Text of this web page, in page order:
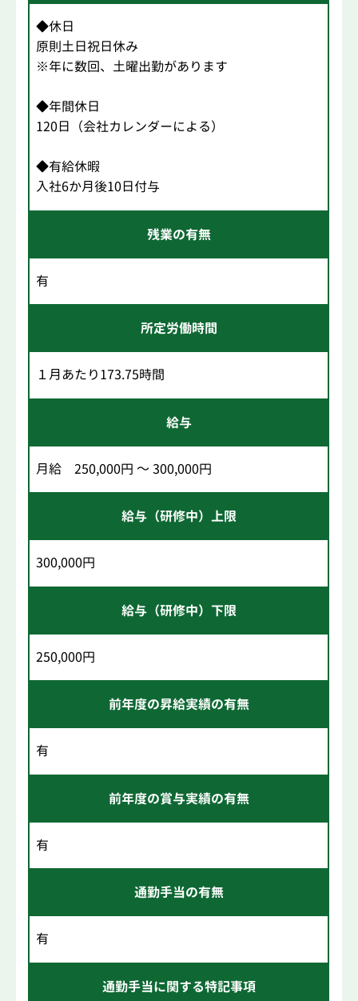
◆休日
原則土日祝日休み
※年に数回、土曜出勤があります
◆年間休日
120日（会社カレンダーによる）
◆有給休暇
入社6か月後10日付与
残業の有無
有
所定労働時間
１月あたり173.75時間
給与
月給 250,000円 ～ 300,000円
給与（研修中）上限
300,000円
給与（研修中）下限
250,000円
前年度の昇給実績の有無
有
前年度の賞与実績の有無
有
通勤手当の有無
有
通勤手当に関する特記事項